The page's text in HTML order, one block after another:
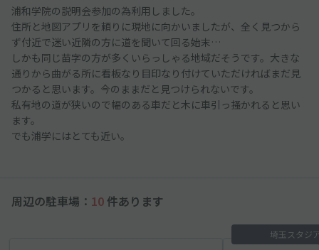
浦和学院の説明会参加の為利用しました。
住所と地図アプリを頼りに現地に向かいましたが、全く見つから
ず付近で迷い近隣の方に道を聞いて回る始末…
しかも同じ苗字の方が多くいらっしゃる地域だそうです。大きな
通りから曲がる所に看板なり目印なり付けていただければまだ見
つかると思います。今のままだと見つけられないです。
私有地の道が狭いので幅のある車だと木に車引っ掻かれると思い
ます。
でも浦学にはとても近い。
周辺の駐車場： 10 件あります
埼玉スタジ